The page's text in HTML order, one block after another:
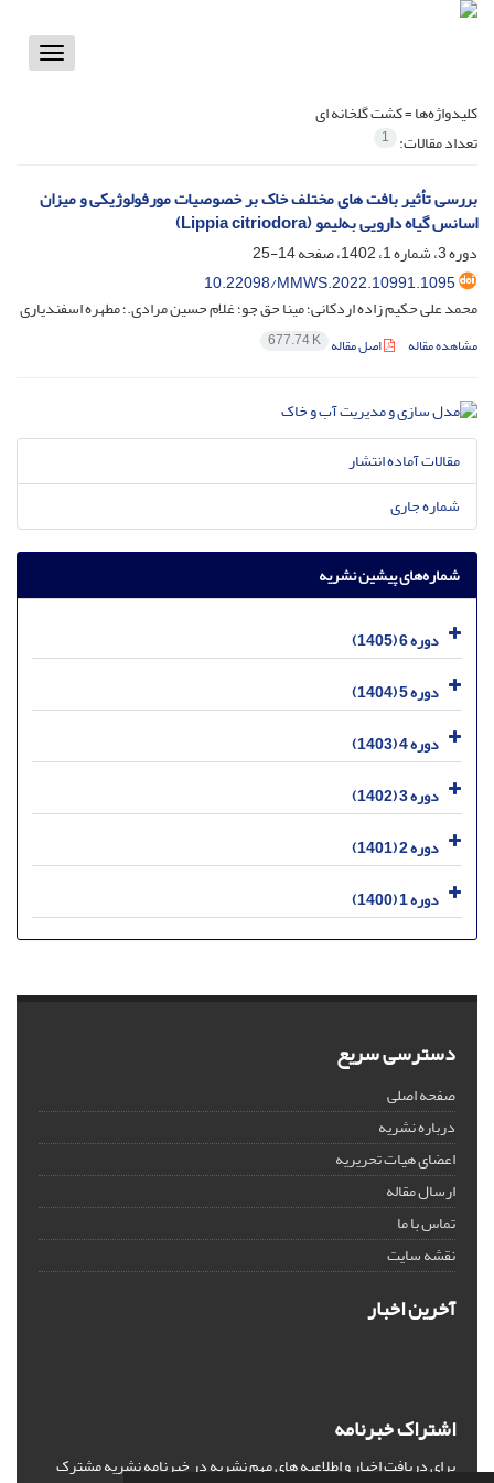
Toggle
کلیدواژه‌ها =کشت گلخانه ای
تعداد مقالات: 1
بررسی تأثیر بافت های مختلف خاک بر خصوصیات مورفولوژیکی و میزان
اسانس گیاه دارویی به‌‌لیمو (Lippia citriodora)
دوره 3، شماره 1، 1402، صفحه
14-25
10.22098/MMWS.2022.10991.1095
محمد علی حکیم زاده اردکانی؛ مینا حق جو؛ غلام حسین مرادی.؛ مطهره اسفندیاری
مشاهده مقاله اصل مقاله 677.74 K
مقالات آماده انتشار
شماره جاری
شماره‌های پیشین نشریه
دوره 6 (1405)
دوره 5 (1404)
دوره 4 (1403)
دوره 3 (1402)
دوره 2 (1401)
دوره 1 (1400)
دسترسی سریع
صفحه اصلی
درباره نشریه
اعضای هیات تحریریه
ارسال مقاله
تماس با ما
نقشه سایت
آخرین اخبار
اشتراک خبرنامه
برای دریافت اخبار و اطلاعیه های مهم نشریه در خبرنامه نشریه مشترک